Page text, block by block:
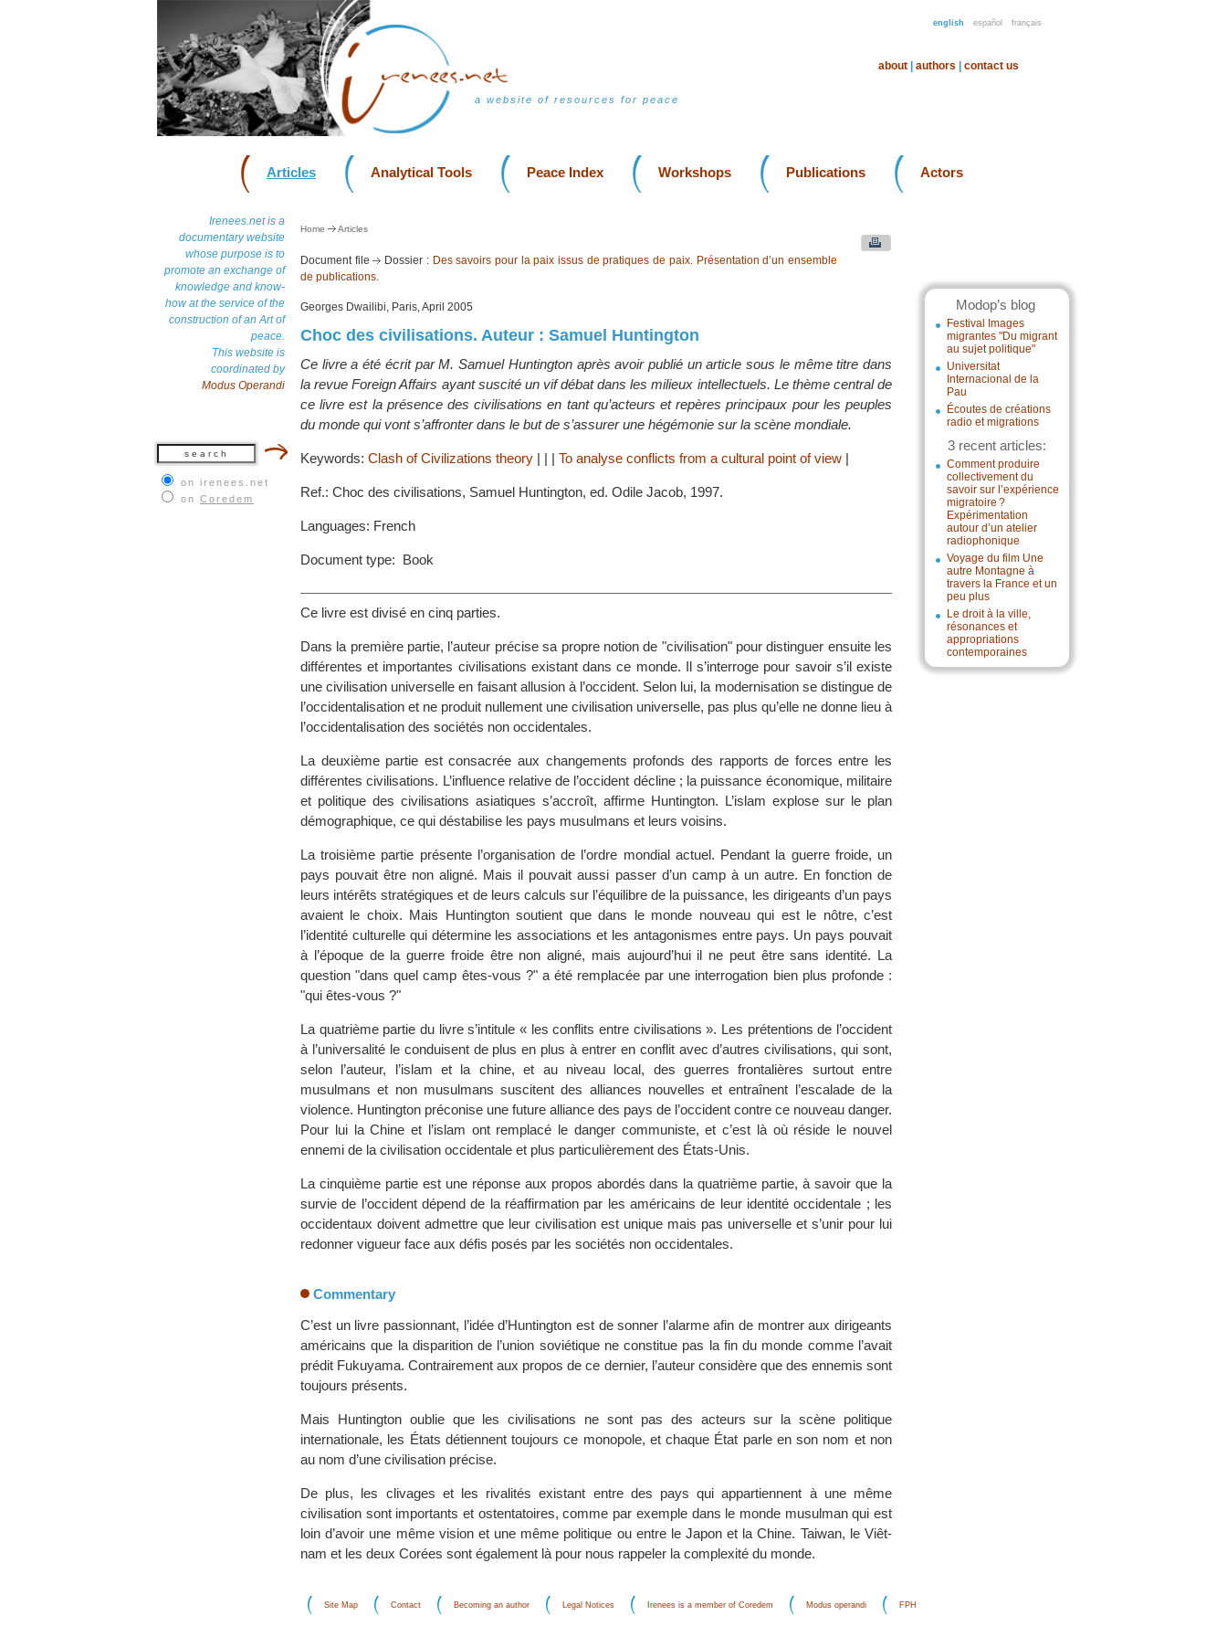
english español français
a website of resources for peace
about authors contact us
Articles Analytical Tools Peace Index Workshops Publications Actors
Irenees.net is a
documentary website
whose purpose is to
promote an exchange of
knowledge and know-
how at the service of the
construction of an Art of
peace.
This website is
coordinated by
Modus Operandi
on irenees.net
on Coredem
Modop’s blog
Festival Images
migrantes "Du migrant
au sujet politique"
Universitat
Internacional de la
Pau
Écoutes de créations
radio et migrations
3 recent articles:
Comment produire
collectivement du
savoir sur l’expérience
migratoire ?
Expérimentation
autour d’un atelier
radiophonique
Voyage du film Une
autre Montagne à
travers la France et un
peu plus
Le droit à la ville,
résonances et
appropriations
contemporaines
Home Articles
Document file Dossier : Des savoirs pour la paix issus de pratiques de paix. Présentation d’un ensemble
de publications.
Georges Dwailibi, Paris, April 2005
Choc des civilisations. Auteur : Samuel Huntington
Ce livre a été écrit par M. Samuel Huntington après avoir publié un article sous le même titre dans
la revue Foreign Affairs ayant suscité un vif débat dans les milieux intellectuels. Le thème central de
ce livre est la présence des civilisations en tant qu’acteurs et repères principaux pour les peuples
du monde qui vont s’affronter dans le but de s’assurer une hégémonie sur la scène mondiale.
Keywords: Clash of Civilizations theory | | | To analyse conflicts from a cultural point of view |
Ref.: Choc des civilisations, Samuel Huntington, ed. Odile Jacob, 1997.
Languages: French
Document type: Book
Ce livre est divisé en cinq parties.
Dans la première partie, l’auteur précise sa propre notion de "civilisation" pour distinguer ensuite les
différentes et importantes civilisations existant dans ce monde. Il s’interroge pour savoir s’il existe
une civilisation universelle en faisant allusion à l’occident. Selon lui, la modernisation se distingue de
l’occidentalisation et ne produit nullement une civilisation universelle, pas plus qu’elle ne donne lieu à
l’occidentalisation des sociétés non occidentales.
La deuxième partie est consacrée aux changements profonds des rapports de forces entre les
différentes civilisations. L’influence relative de l’occident décline ; la puissance économique, militaire
et politique des civilisations asiatiques s’accroît, affirme Huntington. L’islam explose sur le plan
démographique, ce qui déstabilise les pays musulmans et leurs voisins.
La troisième partie présente l’organisation de l’ordre mondial actuel. Pendant la guerre froide, un
pays pouvait être non aligné. Mais il pouvait aussi passer d’un camp à un autre. En fonction de
leurs intérêts stratégiques et de leurs calculs sur l’équilibre de la puissance, les dirigeants d’un pays
avaient le choix. Mais Huntington soutient que dans le monde nouveau qui est le nôtre, c’est
l’identité culturelle qui détermine les associations et les antagonismes entre pays. Un pays pouvait
à l’époque de la guerre froide être non aligné, mais aujourd’hui il ne peut être sans identité. La
question "dans quel camp êtes-vous ?" a été remplacée par une interrogation bien plus profonde :
"qui êtes-vous ?"
La quatrième partie du livre s’intitule « les conflits entre civilisations ». Les prétentions de l’occident
à l’universalité le conduisent de plus en plus à entrer en conflit avec d’autres civilisations, qui sont,
selon l’auteur, l’islam et la chine, et au niveau local, des guerres frontalières surtout entre
musulmans et non musulmans suscitent des alliances nouvelles et entraînent l’escalade de la
violence. Huntington préconise une future alliance des pays de l’occident contre ce nouveau danger.
Pour lui la Chine et l’islam ont remplacé le danger communiste, et c’est là où réside le nouvel
ennemi de la civilisation occidentale et plus particulièrement des États-Unis.
La cinquième partie est une réponse aux propos abordés dans la quatrième partie, à savoir que la
survie de l’occident dépend de la réaffirmation par les américains de leur identité occidentale ; les
occidentaux doivent admettre que leur civilisation est unique mais pas universelle et s’unir pour lui
redonner vigueur face aux défis posés par les sociétés non occidentales.
Commentary
C’est un livre passionnant, l’idée d’Huntington est de sonner l’alarme afin de montrer aux dirigeants
américains que la disparition de l’union soviétique ne constitue pas la fin du monde comme l’avait
prédit Fukuyama. Contrairement aux propos de ce dernier, l’auteur considère que des ennemis sont
toujours présents.
Mais Huntington oublie que les civilisations ne sont pas des acteurs sur la scène politique
internationale, les États détiennent toujours ce monopole, et chaque État parle en son nom et non
au nom d’une civilisation précise.
De plus, les clivages et les rivalités existant entre des pays qui appartiennent à une même
civilisation sont importants et ostentatoires, comme par exemple dans le monde musulman qui est
loin d’avoir une même vision et une même politique ou entre le Japon et la Chine. Taiwan, le Viêt-
nam et les deux Corées sont également là pour nous rappeler la complexité du monde.
Site Map Contact Becoming an author Legal Notices Irenees is a member of Coredem Modus operandi FPH